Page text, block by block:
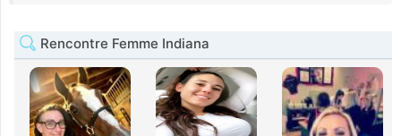
Rencontre Femme Indiana